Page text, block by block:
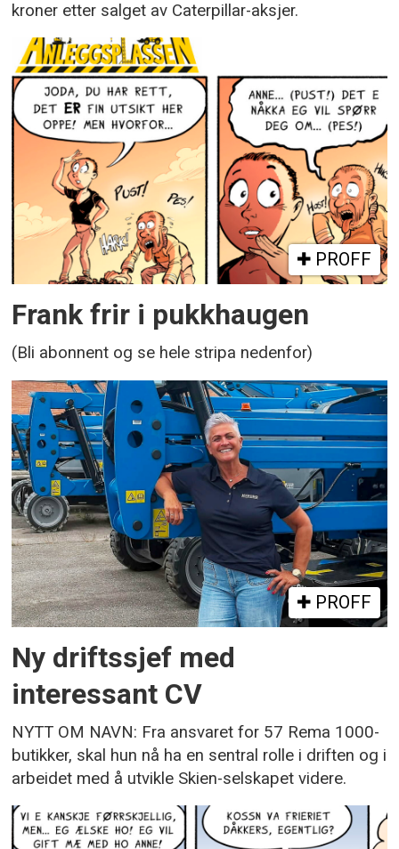
kroner etter salget av Caterpillar-aksjer.
PROFF
Frank frir i pukkhaugen
(Bli abonnent og se hele stripa nedenfor)
PROFF
Ny driftssjef med
interessant CV
NYTT OM NAVN: Fra ansvaret for 57 Rema 1000-
butikker, skal hun nå ha en sentral rolle i driften og i
arbeidet med å utvikle Skien-selskapet videre.